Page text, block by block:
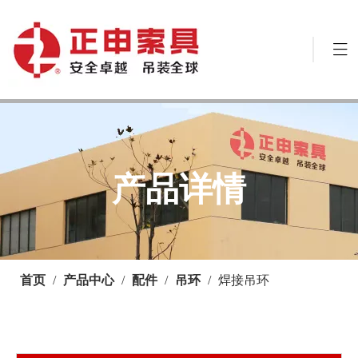
产品详情
首页 / 产品中心 / 配件 / 吊环 / 焊接吊环